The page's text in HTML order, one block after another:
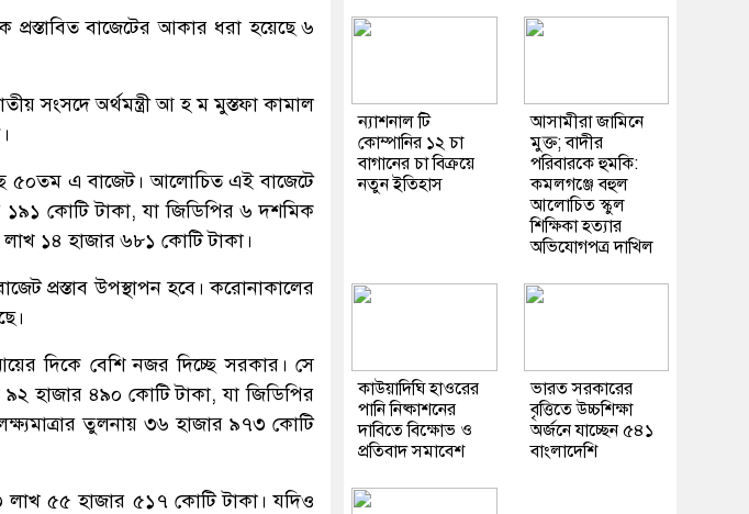
প্রস্তাবিত বাজেটের আকার ধরা হয়েছে ৬
সংসদে অর্থমন্ত্রী আ হ ম মুস্তফা কামাল
৫০তম এ বাজেট। আলোচিত এই বাজেটে
১৯১ কোটি টাকা, যা জিডিপির ৬ দশমিক
১৪ হাজার ৬৮১ কোটি টাকা।
প্রস্তাব উপস্থাপন হবে। করোনাকালের
দিকে বেশি নজর দিচ্ছে সরকার। সে
হাজার ৪৯০ কোটি টাকা, যা জিডিপির
তুলনায় ৩৬ হাজার ৯৭৩ কোটি
লাখ ৫৫ হাজার ৫১৭ কোটি টাকা। যদিও
ন্যাশনাল টি
কোম্পানির ১২ চা
বাগানের চা বিক্রয়ে
নতুন ইতিহাস
আসামীরা জামিনে
মুক্ত; বাদীর
পরিবারকে হুমকি:
কমলগঞ্জে বহুল
আলোচিত স্কুল
শিক্ষিকা হত্যার
অভিযোগপত্র দাখিল
কাউয়াদিঘি হাওরের
পানি নিষ্কাশনের
দাবিতে বিক্ষোভ ও
প্রতিবাদ সমাবেশ
ভারত সরকারের
বৃত্তিতে উচ্চশিক্ষা
অর্জনে যাচ্ছেন ৫৪১
বাংলাদেশি